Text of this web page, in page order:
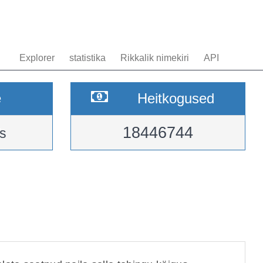
Explorer statistika Rikkalik nimekiri API
Heitkogused
18446744